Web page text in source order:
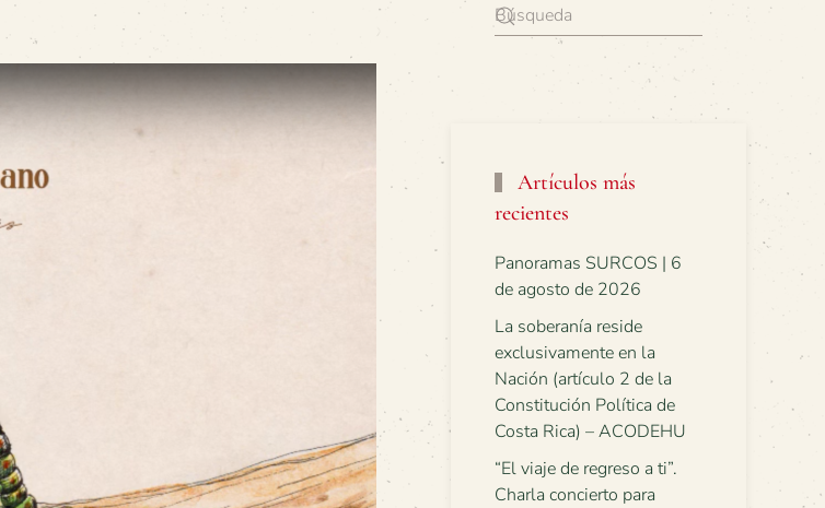
Artículos más
recientes
Panoramas SURCOS | 6
de agosto de 2026
La soberanía reside
exclusivamente en la
Nación (artículo 2 de la
Constitución Política de
Costa Rica) – ACODEHU
“El viaje de regreso a ti”.
Charla concierto para